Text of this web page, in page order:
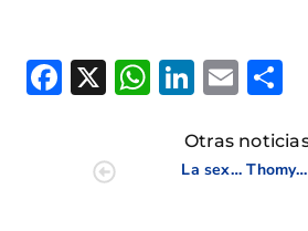
Facebook
X WhatsApp
LinkedIn
Email
Otras
La sexta prueba del Circuito de Profesionales para el alicantino Noel Grau
Thomy Artigas se adjudica el Open de Inglaterra de Pitch & Putt en su categoría